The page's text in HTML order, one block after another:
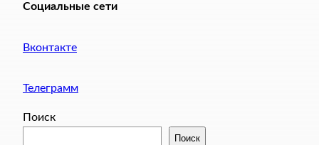
Социальные сети
Вконтакте
Телеграмм
Поиск
Поиск